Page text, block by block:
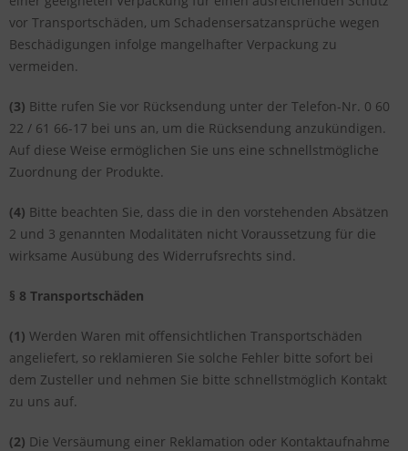
vor Transportschäden, um Schadensersatzansprüche wegen
Beschädigungen infolge mangelhafter Verpackung zu
vermeiden.
(3) Bitte rufen Sie vor Rücksendung unter der Telefon-Nr. 0 60
22 / 61 66-17 bei uns an, um die Rücksendung anzukündigen.
Auf diese Weise ermöglichen Sie uns eine schnellstmögliche
Zuordnung der Produkte.
(4) Bitte beachten Sie, dass die in den vorstehenden Absätzen
2 und 3 genannten Modalitäten nicht Voraussetzung für die
wirksame Ausübung des Widerrufsrechts sind.
§ 8 Transportschäden
(1) Werden Waren mit offensichtlichen Transportschäden
angeliefert, so reklamieren Sie solche Fehler bitte sofort bei
dem Zusteller und nehmen Sie bitte schnellstmöglich Kontakt
zu uns auf.
(2) Die Versäumung einer Reklamation oder Kontaktaufnahme